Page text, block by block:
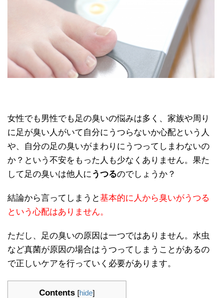
女性でも男性でも足の臭いの悩みは多く、家族や周り
に足が臭い人がいて自分にうつらないか心配という人
や、自分の足の臭いがまわりにうつってしまわないの
か？という不安をもった人も少なくありません。果た
して足の臭いは他人にうつるのでしょうか？
結論から言ってしまうと基本的に人から臭いがうつる
という心配はありません。
ただし、足の臭いの原因は一つではありません。水虫
など真菌が原因の場合はうつってしまうことがあるの
で正しいケアを行っていく必要があります。
Contents [hide]